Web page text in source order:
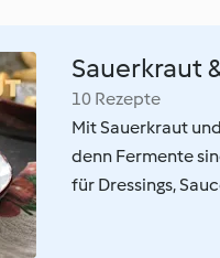
Sauerkraut
10 Rezepte
Mit Sauerkraut
denn Fermente
für Dressings,